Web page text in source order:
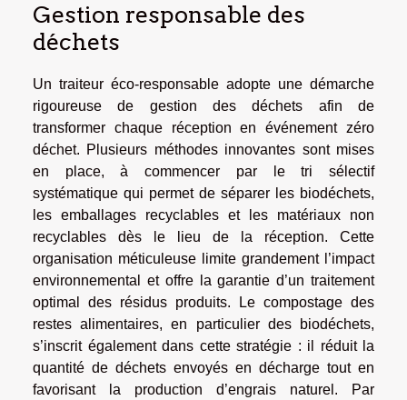
Gestion responsable des
déchets
Un traiteur éco-responsable adopte une démarche
rigoureuse de gestion des déchets afin de
transformer chaque réception en événement zéro
déchet. Plusieurs méthodes innovantes sont mises
en place, à commencer par le tri sélectif
systématique qui permet de séparer les biodéchets,
les emballages recyclables et les matériaux non
recyclables dès le lieu de la réception. Cette
organisation méticuleuse limite grandement l’impact
environnemental et offre la garantie d’un traitement
optimal des résidus produits. Le compostage des
restes alimentaires, en particulier des biodéchets,
s’inscrit également dans cette stratégie : il réduit la
quantité de déchets envoyés en décharge tout en
favorisant la production d’engrais naturel. Par